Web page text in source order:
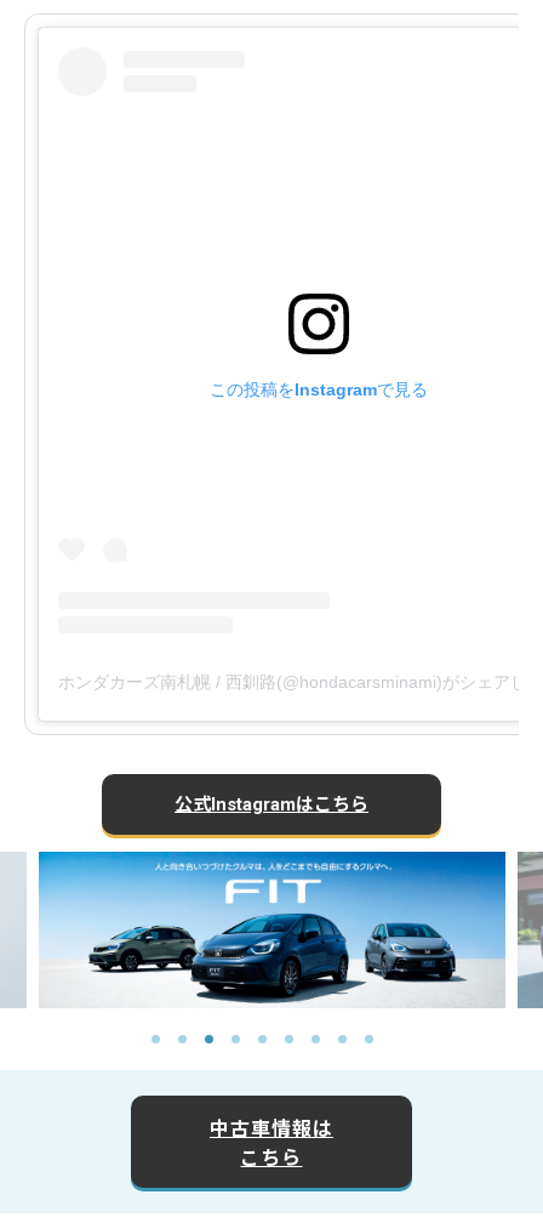
この投稿をInstagramで見る
ホンダカーズ南札幌 / 西釧路(@hondacarsminami)がシェアし
公式Instagramはこちら
中古車情報は
こちら